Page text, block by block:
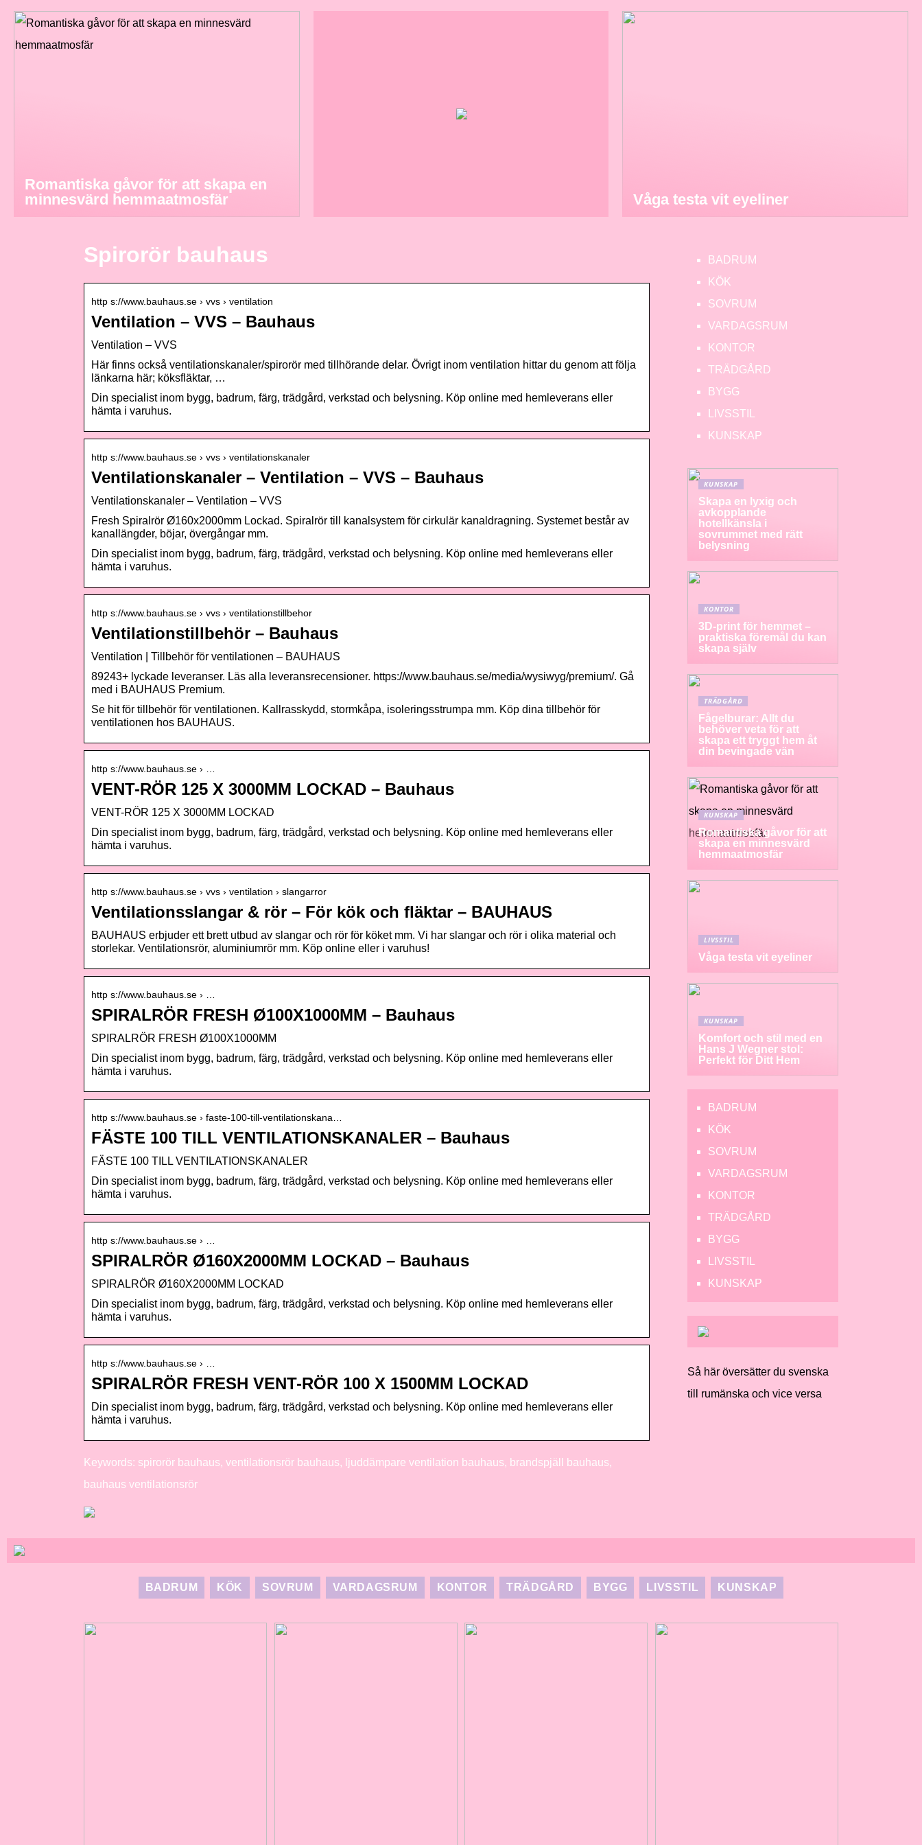
Romantiska gåvor för att skapa en
minnesvärd hemmaatmosfär
Våga testa vit eyeliner
Spirorör bauhaus
http s://www.bauhaus.se › vvs › ventilation
Ventilation – VVS – Bauhaus
Ventilation – VVS
Här finns också ventilationskanaler/spirorör med tillhörande delar. Övrigt inom ventilation hittar du genom att följa
länkarna här; köksfläktar, …
Din specialist inom bygg, badrum, färg, trädgård, verkstad och belysning. Köp online med hemleverans eller
hämta i varuhus.
http s://www.bauhaus.se › vvs › ventilationskanaler
Ventilationskanaler – Ventilation – VVS – Bauhaus
Ventilationskanaler – Ventilation – VVS
Fresh Spiralrör Ø160x2000mm Lockad. Spiralrör till kanalsystem för cirkulär kanaldragning. Systemet består av
kanallängder, böjar, övergångar mm.
Din specialist inom bygg, badrum, färg, trädgård, verkstad och belysning. Köp online med hemleverans eller
hämta i varuhus.
http s://www.bauhaus.se › vvs › ventilationstillbehor
Ventilationstillbehör – Bauhaus
Ventilation | Tillbehör för ventilationen – BAUHAUS
89243+ lyckade leveranser. Läs alla leveransrecensioner. https://www.bauhaus.se/media/wysiwyg/premium/. Gå
med i BAUHAUS Premium.
Se hit för tillbehör för ventilationen. Kallrasskydd, stormkåpa, isoleringsstrumpa mm. Köp dina tillbehör för
ventilationen hos BAUHAUS.
http s://www.bauhaus.se › …
VENT-RÖR 125 X 3000MM LOCKAD – Bauhaus
VENT-RÖR 125 X 3000MM LOCKAD
Din specialist inom bygg, badrum, färg, trädgård, verkstad och belysning. Köp online med hemleverans eller
hämta i varuhus.
http s://www.bauhaus.se › vvs › ventilation › slangarror
Ventilationsslangar & rör – För kök och fläktar – BAUHAUS
BAUHAUS erbjuder ett brett utbud av slangar och rör för köket mm. Vi har slangar och rör i olika material och
storlekar. Ventilationsrör, aluminiumrör mm. Köp online eller i varuhus!
http s://www.bauhaus.se › …
SPIRALRÖR FRESH Ø100X1000MM – Bauhaus
SPIRALRÖR FRESH Ø100X1000MM
Din specialist inom bygg, badrum, färg, trädgård, verkstad och belysning. Köp online med hemleverans eller
hämta i varuhus.
http s://www.bauhaus.se › faste-100-till-ventilationskana…
FÄSTE 100 TILL VENTILATIONSKANALER – Bauhaus
FÄSTE 100 TILL VENTILATIONSKANALER
Din specialist inom bygg, badrum, färg, trädgård, verkstad och belysning. Köp online med hemleverans eller
hämta i varuhus.
http s://www.bauhaus.se › …
SPIRALRÖR Ø160X2000MM LOCKAD – Bauhaus
SPIRALRÖR Ø160X2000MM LOCKAD
Din specialist inom bygg, badrum, färg, trädgård, verkstad och belysning. Köp online med hemleverans eller
hämta i varuhus.
http s://www.bauhaus.se › …
SPIRALRÖR FRESH VENT-RÖR 100 X 1500MM LOCKAD
Din specialist inom bygg, badrum, färg, trädgård, verkstad och belysning. Köp online med hemleverans eller
hämta i varuhus.
Keywords: spirorör bauhaus, ventilationsrör bauhaus, ljuddämpare ventilation bauhaus, brandspjäll bauhaus,
bauhaus ventilationsrör
BADRUM
KÖK
SOVRUM
VARDAGSRUM
KONTOR
TRÄDGÅRD
BYGG
LIVSSTIL
KUNSKAP
KUNSKAP
Skapa en lyxig och
avkopplande
hotellkänsla i
sovrummet med rätt
belysning
KONTOR
3D-print för hemmet –
praktiska föremål du kan
skapa själv
TRÄDGÅRD
Fågelburar: Allt du
behöver veta för att
skapa ett tryggt hem åt
din bevingade vän
KUNSKAP
Romantiska gåvor för att
skapa en minnesvärd
hemmaatmosfär
LIVSSTIL
Våga testa vit eyeliner
KUNSKAP
Komfort och stil med en
Hans J Wegner stol:
Perfekt för Ditt Hem
BADRUM
KÖK
SOVRUM
VARDAGSRUM
KONTOR
TRÄDGÅRD
BYGG
LIVSSTIL
KUNSKAP
Så här översätter du svenska
till rumänska och vice versa
BADRUM KÖK SOVRUM VARDAGSRUM KONTOR TRÄDGÅRD BYGG LIVSSTIL KUNSKAP